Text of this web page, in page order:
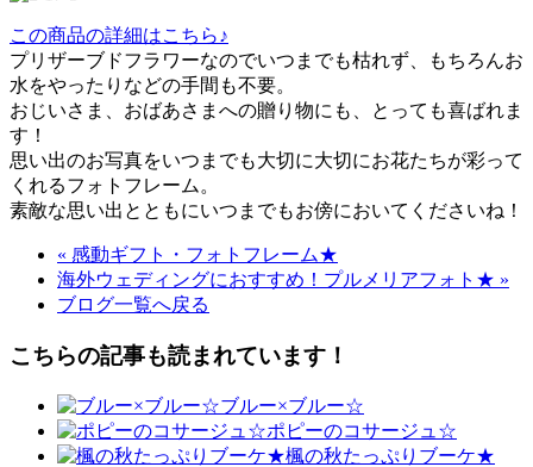
この商品の詳細はこちら♪
プリザーブドフラワーなのでいつまでも枯れず、もちろんお
水をやったりなどの手間も不要。
おじいさま、おばあさまへの贈り物にも、とっても喜ばれま
す！
思い出のお写真をいつまでも大切に大切にお花たちが彩って
くれるフォトフレーム。
素敵な思い出とともにいつまでもお傍においてくださいね！
« 感動ギフト・フォトフレーム★
海外ウェディングにおすすめ！プルメリアフォト★ »
ブログ一覧へ戻る
こちらの記事も読まれています！
ブルー×ブルー☆
ポピーのコサージュ☆
楓の秋たっぷりブーケ★